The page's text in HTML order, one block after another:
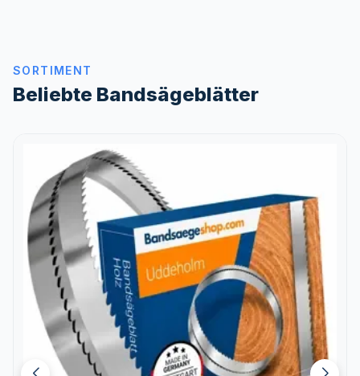
SORTIMENT
Beliebte Bandsägeblätter